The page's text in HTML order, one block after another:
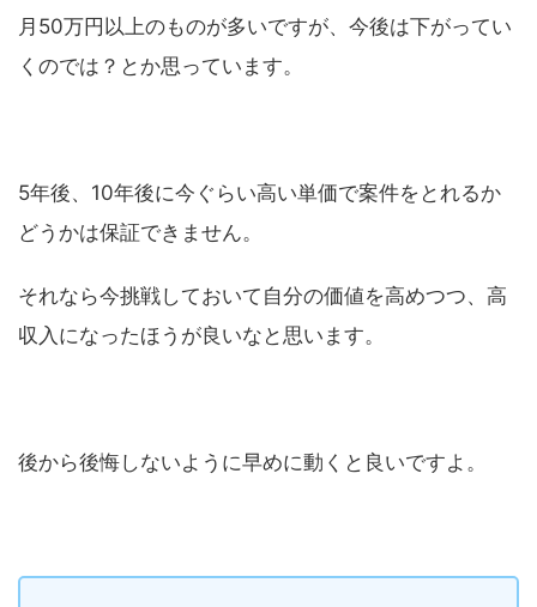
月50万円以上のものが多いですが、今後は下がってい
くのでは？とか思っています。
5年後、10年後に今ぐらい高い単価で案件をとれるか
どうかは保証できません。
それなら今挑戦しておいて自分の価値を高めつつ、高
収入になったほうが良いなと思います。
後から後悔しないように早めに動くと良いですよ。